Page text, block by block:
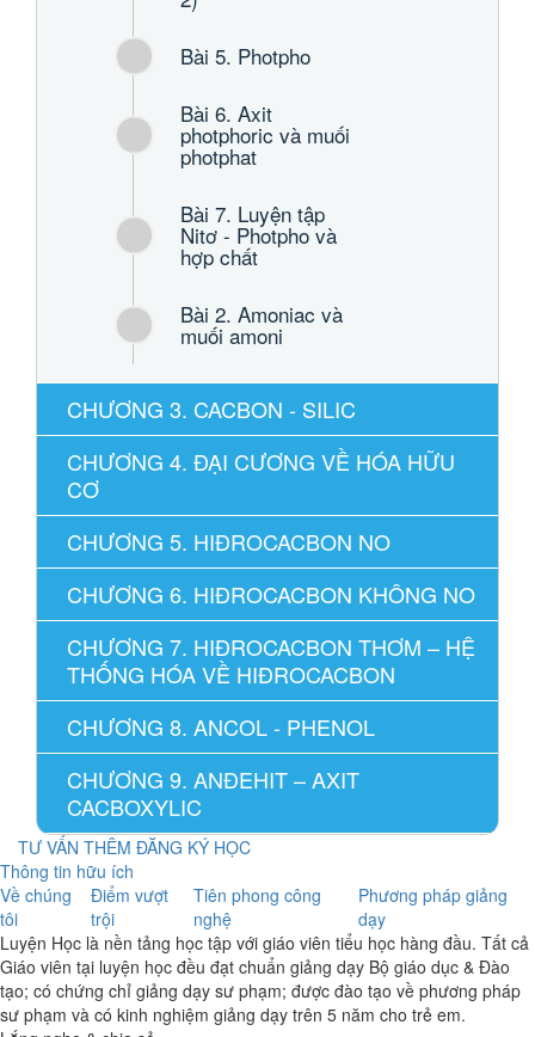
Bài 5. Photpho
Bài 6. Axit
photphoric và muối
photphat
Bài 7. Luyện tập
Nitơ - Photpho và
hợp chất
Bài 2. Amoniac và
muối amoni
CHƯƠNG 3. CACBON - SILIC
CHƯƠNG 4. ĐẠI CƯƠNG VỀ HÓA HỮU
CƠ
CHƯƠNG 5. HIĐROCACBON NO
CHƯƠNG 6. HIĐROCACBON KHÔNG NO
CHƯƠNG 7. HIĐROCACBON THƠM – HỆ
THỐNG HÓA VỀ HIĐROCACBON
CHƯƠNG 8. ANCOL - PHENOL
CHƯƠNG 9. ANĐEHIT – AXIT
CACBOXYLIC
TƯ VẤN THÊM ĐĂNG KÝ HỌC
Thông tin hữu ích
Về chúng
tôi
Điểm vượt
trội
Tiên phong công
nghệ
Phương pháp giảng
dạy
Luyện Học là nền tảng học tập với giáo viên tiểu học hàng đầu. Tất cả
Giáo viên tại luyện học đều đạt chuẩn giảng dạy Bộ giáo dục & Đào
tạo; có chứng chỉ giảng dạy sư phạm; được đào tạo về phương pháp
sư phạm và có kinh nghiệm giảng dạy trên 5 năm cho trẻ em.